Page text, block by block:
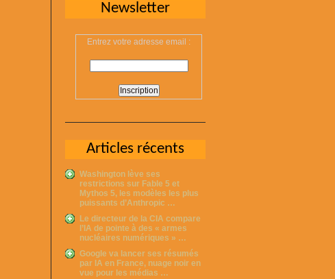
Newsletter
Entrez votre adresse email :
Articles récents
Washington lève ses
restrictions sur Fable 5 et
Mythos 5, les modèles les plus
puissants d’Anthropic …
Le directeur de la CIA compare
l’IA de pointe à des « armes
nucléaires numériques » …
Google va lancer ses résumés
par IA en France, nuage noir en
vue pour les médias …